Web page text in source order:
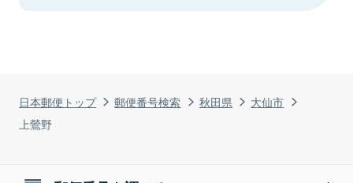
日本郵便トップ 郵便番号検索 秋田県
大仙市
上鶯野